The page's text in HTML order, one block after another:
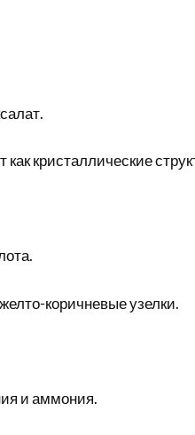
как кристаллические
коричневые узелки.
и аммония.